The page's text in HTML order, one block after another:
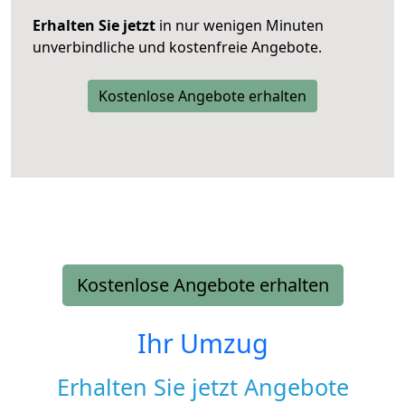
Erhalten Sie jetzt in nur wenigen Minuten
unverbindliche und kostenfreie Angebote.
Kostenlose Angebote erhalten
Kostenlose Angebote erhalten
Ihr Umzug
Erhalten Sie jetzt Angebote